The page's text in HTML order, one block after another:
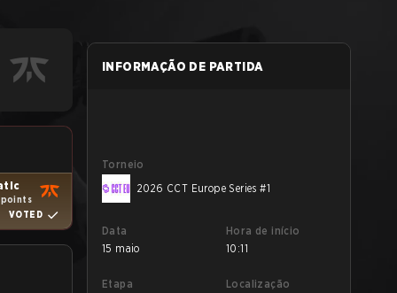
points
VOTED
INFORMAÇÃO DE PARTIDA
Torneio
2026 CCT Europe Series #1
Data
15 maio
Hora de início
10:11
Etapa
Localização